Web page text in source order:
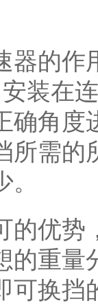
器的
装在
确角度
所需的
的优势
的重
可换挡